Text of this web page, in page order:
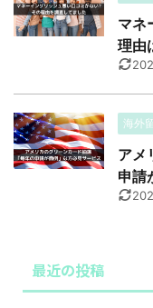
マネ
理由
海外
アメ
申請
最近の投稿